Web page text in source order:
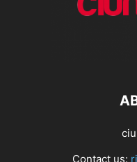
Contact us: